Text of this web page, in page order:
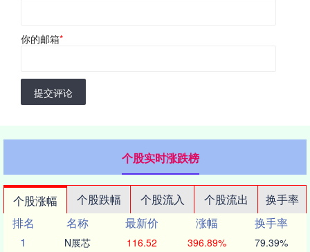
你的邮箱*
提交评论
个股实时涨跌榜
个股涨幅 个股跌幅 个股流入 个股流出
换手率
排名
名称 最新价 涨幅
换手率
1
N展芯 116.52 396.89% 79.39%